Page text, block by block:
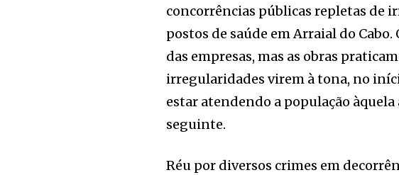
concorrências públicas repletas de
postos de saúde em Arraial do
das empresas, mas as obras
irregularidades virem à tona, no
estar atendendo a população
seguinte.
Réu por diversos crimes em